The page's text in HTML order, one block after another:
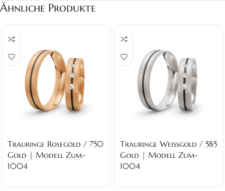
Ähnliche Produkte
Trauringe Rosegold / 750
Gold | Modell Zum-
1004
Trauringe Weissgold / 585
Gold | Modell Zum-
1004